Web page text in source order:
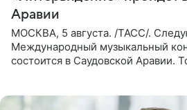
Аравии
МОСКВА, 5 августа. /ТАСС/.
Международный музыкальный
состоится в Саудовской Аравии.